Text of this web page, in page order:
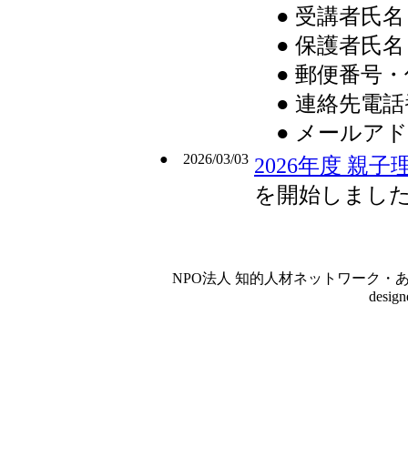
● 受講者氏名
● 保護者氏名
● 郵便番号・
● 連絡先電話
● メールア
● 2026/03/03 2026年度 親子
を開始しまし
NPO法人 知的人材ネットワーク・